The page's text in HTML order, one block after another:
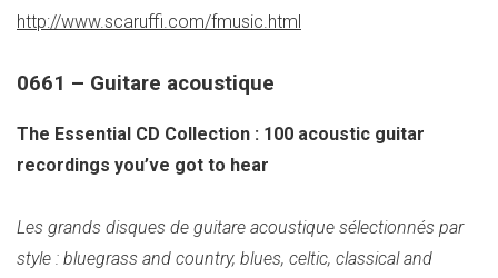
http://www.scaruffi.com/fmusic.html
0661 – Guitare acoustique
The Essential CD Collection : 100 acoustic guitar
recordings you’ve got to hear
Les grands disques de guitare acoustique sélectionnés par
style : bluegrass and country, blues, celtic, classical and